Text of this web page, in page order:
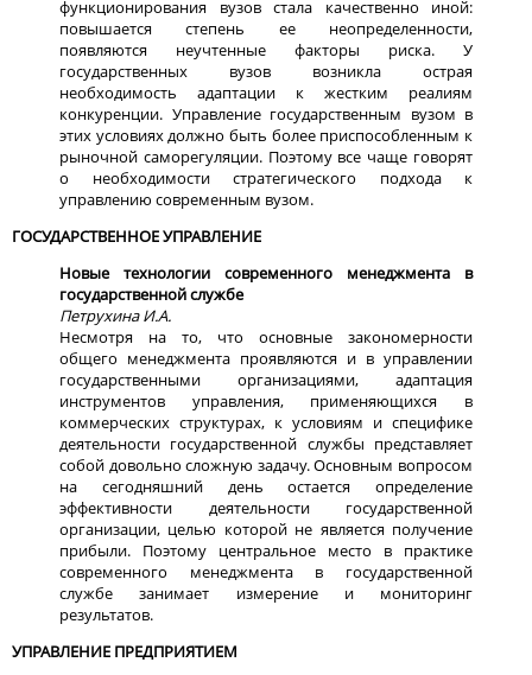
функционирования вузов стала качественно иной:
повышается степень ее неопределенности,
появляются неучтенные факторы риска. У
государственных вузов возникла острая
необходимость адаптации к жестким реалиям
конкуренции. Управление государственным вузом в
этих условиях должно быть более приспособленным к
рыночной саморегуляции. Поэтому все чаще говорят
о необходимости стратегического подхода к
управлению современным вузом.
ГОСУДАРСТВЕННОЕ УПРАВЛЕНИЕ
Новые технологии современного менеджмента в
государственной службе
Петрухина И.А.
Несмотря на то, что основные закономерности
общего менеджмента проявляются и в управлении
государственными организациями, адаптация
инструментов управления, применяющихся в
коммерческих структурах, к условиям и специфике
деятельности государственной службы представляет
собой довольно сложную задачу. Основным вопросом
на сегодняшний день остается определение
эффективности деятельности государственной
организации, целью которой не является получение
прибыли. Поэтому центральное место в практике
современного менеджмента в государственной
службе занимает измерение и мониторинг
результатов.
УПРАВЛЕНИЕ ПРЕДПРИЯТИЕМ